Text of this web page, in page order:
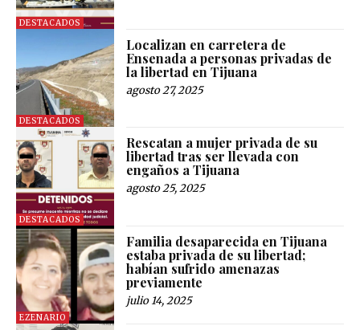
DESTACADOS
DESTACADOS
Localizan en carretera de
Ensenada a personas privadas de
la libertad en Tijuana
agosto 27, 2025
DESTACADOS
Rescatan a mujer privada de su
libertad tras ser llevada con
engaños a Tijuana
agosto 25, 2025
EZENARIO
Familia desaparecida en Tijuana
estaba privada de su libertad;
habían sufrido amenazas
previamente
julio 14, 2025